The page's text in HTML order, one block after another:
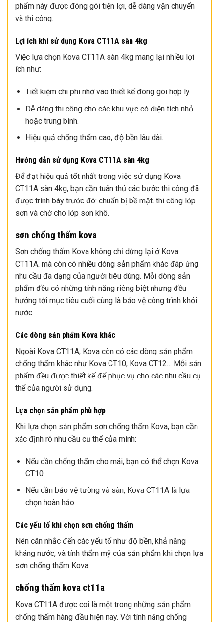
phẩm này được đóng gói tiện lợi, dễ dàng vận chuyển
và thi công.
Lợi ích khi sử dụng Kova CT11A sàn 4kg
Việc lựa chọn Kova CT11A sàn 4kg mang lại nhiều lợi
ích như:
Tiết kiệm chi phí nhờ vào thiết kế đóng gói hợp lý.
Dễ dàng thi công cho các khu vực có diện tích nhỏ
hoặc trung bình.
Hiệu quả chống thấm cao, độ bền lâu dài.
Hướng dẫn sử dụng Kova CT11A sàn 4kg
Để đạt hiệu quả tốt nhất trong việc sử dụng Kova
CT11A sàn 4kg, bạn cần tuân thủ các bước thi công đã
được trình bày trước đó: chuẩn bị bề mặt, thi công lớp
sơn và chờ cho lớp sơn khô.
sơn chống thấm kova
Sơn chống thấm Kova không chỉ dừng lại ở Kova
CT11A, mà còn có nhiều dòng sản phẩm khác đáp ứng
nhu cầu đa dạng của người tiêu dùng. Mỗi dòng sản
phẩm đều có những tính năng riêng biệt nhưng đều
hướng tới mục tiêu cuối cùng là bảo vệ công trình khỏi
nước.
Các dòng sản phẩm Kova khác
Ngoài Kova CT11A, Kova còn có các dòng sản phẩm
chống thấm khác như Kova CT10, Kova CT12… Mỗi sản
phẩm đều được thiết kế để phục vụ cho các nhu cầu cụ
thể của người sử dụng.
Lựa chọn sản phẩm phù hợp
Khi lựa chọn sản phẩm sơn chống thấm Kova, bạn cần
xác định rõ nhu cầu cụ thể của mình:
Nếu cần chống thấm cho mái, bạn có thể chọn Kova
CT10.
Nếu cần bảo vệ tường và sàn, Kova CT11A là lựa
chọn hoàn hảo.
Các yếu tố khi chọn sơn chống thấm
Nên cân nhắc đến các yếu tố như độ bền, khả năng
kháng nước, và tính thẩm mỹ của sản phẩm khi chọn lựa
sơn chống thấm Kova.
chống thấm kova ct11a
Kova CT11A được coi là một trong những sản phẩm
chống thấm hàng đầu hiện nay. Với tính năng chống